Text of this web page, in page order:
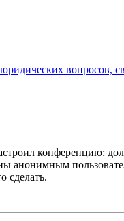
вопросов,
конференцию:
анонимным
сделать.